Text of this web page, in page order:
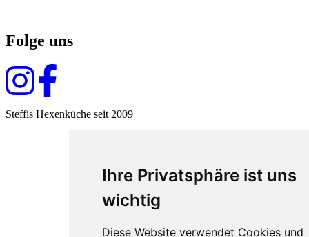
Ihre Privatsphäre ist uns
wichtig
Diese Website verwendet Cookies und
Folge uns
Steffis Hexenküche seit 2009